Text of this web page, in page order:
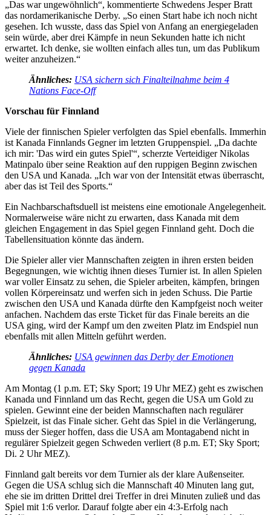
„Das war ungewöhnlich“, kommentierte Schwedens Jesper Bratt
das nordamerikanische Derby. „So einen Start habe ich noch nicht
gesehen. Ich wusste, dass das Spiel von Anfang an energiegeladen
sein würde, aber drei Kämpfe in neun Sekunden hatte ich nicht
erwartet. Ich denke, sie wollten einfach alles tun, um das Publikum
weiter anzuheizen.“
Ähnliches: USA sichern sich Finalteilnahme beim 4
Nations Face-Off
Vorschau für Finnland
Viele der finnischen Spieler verfolgten das Spiel ebenfalls. Immerhin
ist Kanada Finnlands Gegner im letzten Gruppenspiel. „Da dachte
ich mir: 'Das wird ein gutes Spiel'“, scherzte Verteidiger Nikolas
Matinpalo über seine Reaktion auf den ruppigen Beginn zwischen
den USA und Kanada. „Ich war von der Intensität etwas überrascht,
aber das ist Teil des Sports.“
Ein Nachbarschaftsduell ist meistens eine emotionale Angelegenheit.
Normalerweise wäre nicht zu erwarten, dass Kanada mit dem
gleichen Engagement in das Spiel gegen Finnland geht. Doch die
Tabellensituation könnte das ändern.
Die Spieler aller vier Mannschaften zeigten in ihren ersten beiden
Begegnungen, wie wichtig ihnen dieses Turnier ist. In allen Spielen
war voller Einsatz zu sehen, die Spieler arbeiten, kämpfen, bringen
vollen Körpereinsatz und werfen sich in jeden Schuss. Die Partie
zwischen den USA und Kanada dürfte den Kampfgeist noch weiter
anfachen. Nachdem das erste Ticket für das Finale bereits an die
USA ging, wird der Kampf um den zweiten Platz im Endspiel nun
ebenfalls mit allen Mitteln geführt werden.
Ähnliches: USA gewinnen das Derby der Emotionen
gegen Kanada
Am Montag (1 p.m. ET; Sky Sport; 19 Uhr MEZ) geht es zwischen
Kanada und Finnland um das Recht, gegen die USA um Gold zu
spielen. Gewinnt eine der beiden Mannschaften nach regulärer
Spielzeit, ist das Finale sicher. Geht das Spiel in die Verlängerung,
muss der Sieger hoffen, dass die USA am Montagabend nicht in
regulärer Spielzeit gegen Schweden verliert (8 p.m. ET; Sky Sport;
Di. 2 Uhr MEZ).
Finnland galt bereits vor dem Turnier als der klare Außenseiter.
Gegen die USA schlug sich die Mannschaft 40 Minuten lang gut,
ehe sie im dritten Drittel drei Treffer in drei Minuten zuließ und das
Spiel mit 1:6 verlor. Darauf folgte aber ein 4:3-Erfolg nach